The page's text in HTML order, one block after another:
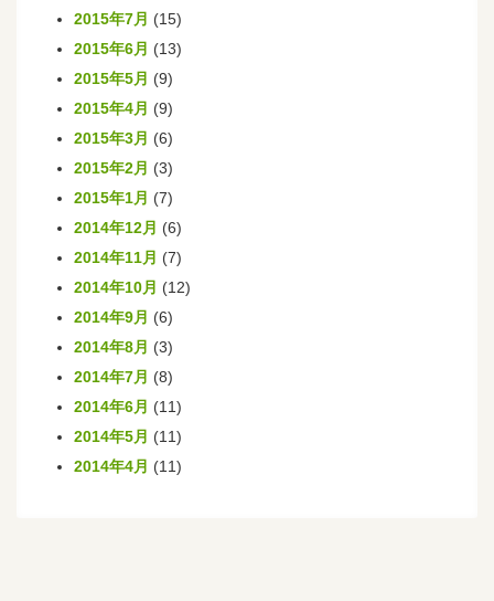
2015年7月 (15)
2015年6月 (13)
2015年5月 (9)
2015年4月 (9)
2015年3月 (6)
2015年2月 (3)
2015年1月 (7)
2014年12月 (6)
2014年11月 (7)
2014年10月 (12)
2014年9月 (6)
2014年8月 (3)
2014年7月 (8)
2014年6月 (11)
2014年5月 (11)
2014年4月 (11)